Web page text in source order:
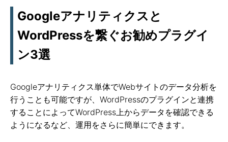
Googleアナリティクスと
WordPressを繋ぐお勧めプラグイ
ン3選
Googleアナリティクス単体でWebサイトのデータ分析を
行うことも可能ですが、WordPressのプラグインと連携
することによってWordPress上からデータを確認できる
ようになるなど、運用をさらに簡単にできます。